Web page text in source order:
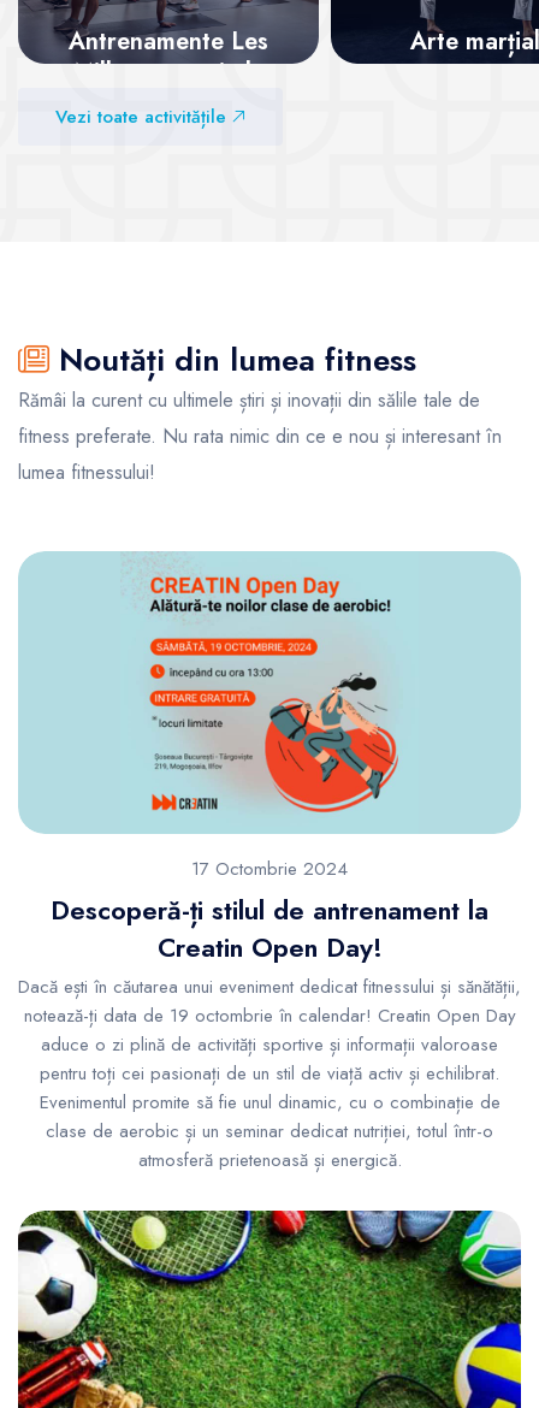
Antrenamente Les
Mills – energie la
superlativ
Arte
Vezi toate activitățile
Noutăți din lumea fitness
Rămâi la curent cu ultimele știri și inovații din sălile tale de
fitness preferate. Nu rata nimic din ce e nou și interesant în
lumea fitnessului!
17 Octombrie 2024
Descoperă-ți stilul de antrenament la
Creatin Open Day!
Dacă ești în căutarea unui eveniment dedicat fitnessului și sănătății,
notează-ți data de 19 octombrie în calendar! Creatin Open Day
aduce o zi plină de activități sportive și informații valoroase
pentru toți cei pasionați de un stil de viață activ și echilibrat.
Evenimentul promite să fie unul dinamic, cu o combinație de
clase de aerobic și un seminar dedicat nutriției, totul într-o
atmosferă prietenoasă și energică.